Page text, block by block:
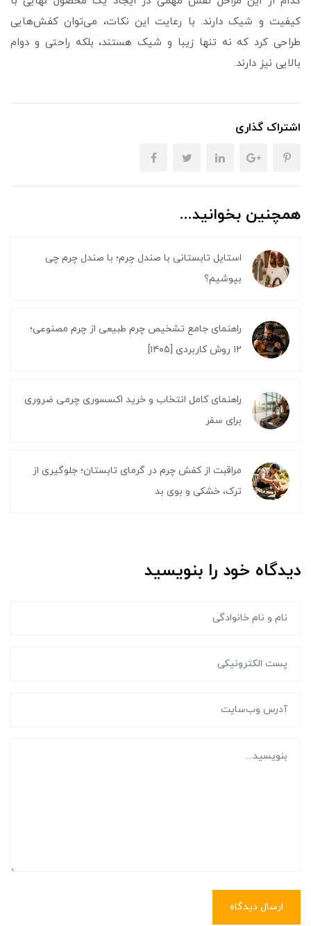
کیفیت و شیک دارند. با رعایت این نکات، می‌توان کفش‌هایی
طراحی کرد که نه تنها زیبا و شیک هستند، بلکه راحتی و دوام
بالایی نیز دارند.
اشتراک گذاری
همچنین بخوانید...
استایل تابستانی با صندل چرم؛ با صندل چرم چی
بپوشیم؟
راهنمای جامع تشخیص چرم طبیعی از چرم مصنوعی؛
۱۲ روش کاربردی [۱۴۰۵]
راهنمای کامل انتخاب و خرید اکسسوری چرمی ضروری
برای سفر
مراقبت از کفش چرم در گرمای تابستان؛ جلوگیری از
ترک، خشکی و بوی بد
دیدگاه خود را بنویسید
ارسال دیدگاه